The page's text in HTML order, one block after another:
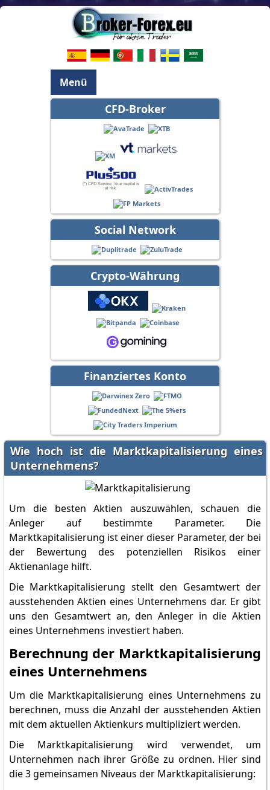
Menü
CFD-Broker
Social Network
Crypto-Währung
Finanziertes Konto
Wie hoch ist die Marktkapitalisierung eines
Unternehmens?
Um die besten Aktien auszuwählen, schauen die
Anleger auf bestimmte Parameter. Die
Marktkapitalisierung ist einer dieser Parameter, der bei
der Bewertung des potenziellen Risikos einer
Aktienanlage hilft.
Die Marktkapitalisierung stellt den Gesamtwert der
ausstehenden Aktien eines Unternehmens dar. Er gibt
uns den Gesamtwert an, den Anleger in die Aktien
eines Unternehmens investiert haben.
Berechnung der Marktkapitalisierung
eines Unternehmens
Um die Marktkapitalisierung eines Unternehmens zu
berechnen, muss die Anzahl der ausstehenden Aktien
mit dem aktuellen Aktienkurs multipliziert werden.
Die Marktkapitalisierung wird verwendet, um
Unternehmen nach ihrer Größe zu ordnen. Hier sind
die 3 gemeinsamen Niveaus der Marktkapitalisierung: